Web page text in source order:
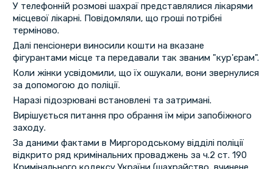
У телефонній розмові шахраї представлялися лікарями
місцевої лікарні. Повідомляли, що гроші потрібні
терміново.
Далі пенсіонери виносили кошти на вказане
фігурантами місце та передавали так званим "кур'єрам".
Коли жінки усвідомили, що їх ошукали, вони звернулися
за допомогою до поліції.
Наразі підозрювані встановлені та затримані.
Вирішується питання про обрання їм міри запобіжного
заходу.
За даними фактами в Миргородському відділі поліції
відкрито ряд кримінальних проваджень за ч.2 ст. 190